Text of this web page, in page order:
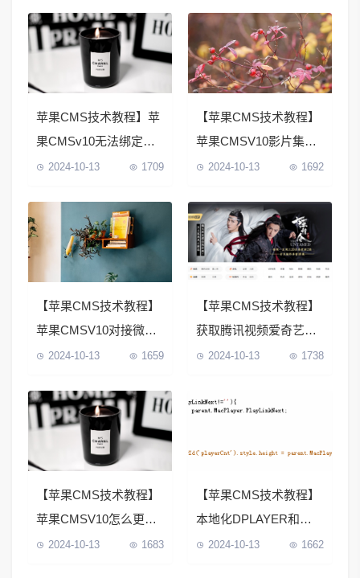
苹果CMS技术教程】苹
果CMSv10无法绑定采
集分类的问题
2024-10-13 1709
【苹果CMS技术教程】
苹果CMSV10影片集数
不更新解决方法
2024-10-13 1692
【苹果CMS技术教程】
苹果CMSV10对接微信
公众号教程
2024-10-13 1659
【苹果CMS技术教程】
获取腾讯视频爱奇艺视
频轮播图教程
2024-10-13 1738
【苹果CMS技术教程】
苹果CMSV10怎么更换
模板2024-10-13 1683
【苹果CMS技术教程】
本地化DPLAYER和
CKPLAYER播放器自动
2024-10-13 1662